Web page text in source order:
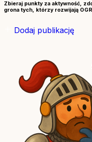
Zbieraj punkty za aktywność,
grona tych, którzy rozwijają
Dodaj publikację